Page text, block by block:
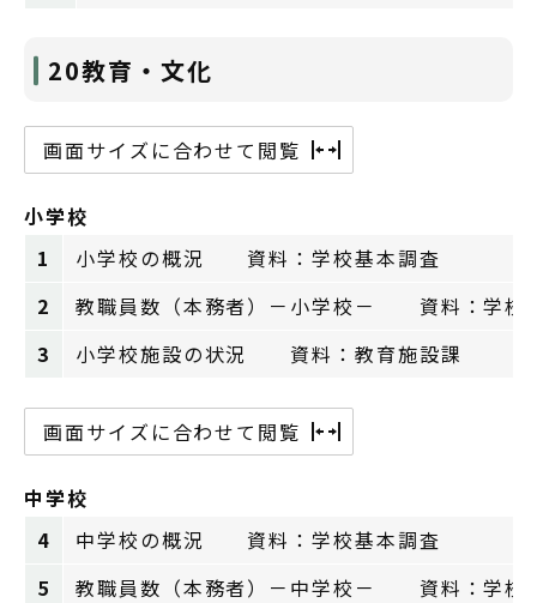
20教育・文化
画面サイズに合わせて閲覧
小学校
1
小学校の概況 資料：学校基本調査
2
教職員数（本務者）－小学校－ 資料：学校
3
小学校施設の状況 資料：教育施設課
画面サイズに合わせて閲覧
中学校
4
中学校の概況 資料：学校基本調査
5
教職員数（本務者）－中学校－ 資料：学校